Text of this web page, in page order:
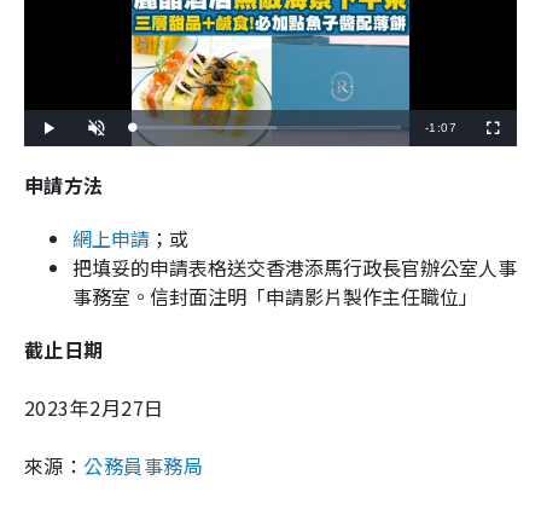
l
n
t
e
L
o
9
%
R
i
n
-1:07
u
申請方法
網上申請 ；或
把填妥的申請表格送交香港添馬行政長官辦公室人事
事務室。信封面注明「申請影片製作主任職位」
截止日期
2023年2月27日
來源： 公務員事務局